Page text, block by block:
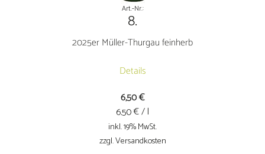
Art.-Nr.:
8.
2025er Müller-Thurgau feinherb
Details
6,50€
6.50€ / l
inkl. 19% MwSt.
zzgl. Versandkosten